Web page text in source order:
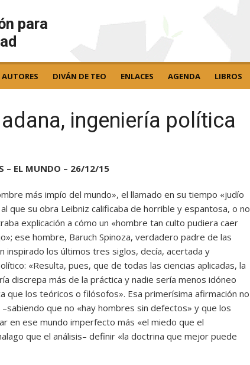
para
AUTORES DIVÁN DE TEO ENLACES AGENDA LIBROS
ingeniería política
– EL MUNDO – 26/12/15
más impío del mundo», el llamado en su tiempo «judío
que su obra Leibniz calificaba de horrible y espantosa, o no
explicación a cómo un «hombre tan culto pudiera caer
ese hombre, Baruch Spinoza, verdadero padre de las
inspirado los últimos tres siglos, decía, acertada y
«Resulta, pues, que de todas las ciencias aplicadas, la
discrepa más de la práctica y nadie sería menos idóneo
que los teóricos o filósofos». Esa primerísima afirmación no
que no «hay hombres sin defectos» y que los
en ese mundo imperfecto más «el miedo que el
que el análisis– definir «la doctrina que mejor puede